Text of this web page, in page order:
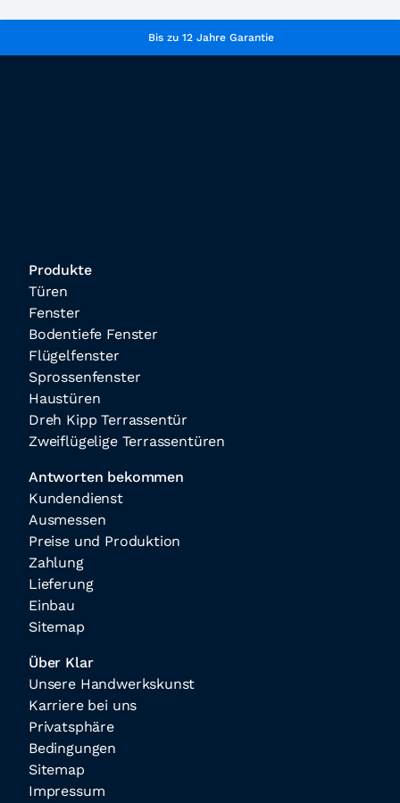
Bis zu 12 Jahre Garantie
Produkte
Türen
Fenster
Bodentiefe Fenster
Flügelfenster
Sprossenfenster
Haustüren
Dreh Kipp Terrassentür
Zweiflügelige Terrassentüren
Antworten bekommen
Kundendienst
Ausmessen
Preise und Produktion
Zahlung
Lieferung
Einbau
Sitemap
Über Klar
Unsere Handwerkskunst
Karriere bei uns
Privatsphäre
Bedingungen
Sitemap
Impressum